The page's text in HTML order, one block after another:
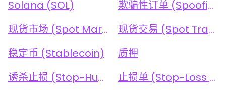
Solana (SOL)
欺骗性订单 (Spoofing)
现货市场 (Spot Market)
现货交易 (Spot Trading)
稳定币 (Stablecoin)
质押
诱杀止损 (Stop-Hunting)
止损单 (Stop-Loss Order)